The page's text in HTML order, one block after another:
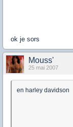
ok je sors
Mouss'
25 mai 2007
en harley davidson